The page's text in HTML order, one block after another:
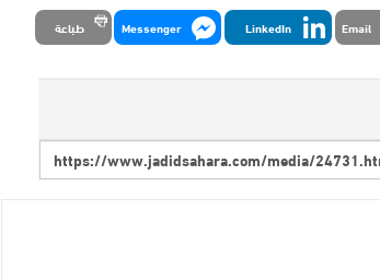
Email
LinkedIn
Messenger طباعة